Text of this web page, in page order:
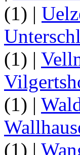
(1) |
(1) |
(1) |
(1) |